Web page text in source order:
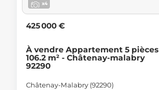
x4
425 000 €
À vendre Appartement 5 pièces
106.2 m² - Châtenay-malabry
92290
Châtenay-Malabry (92290)